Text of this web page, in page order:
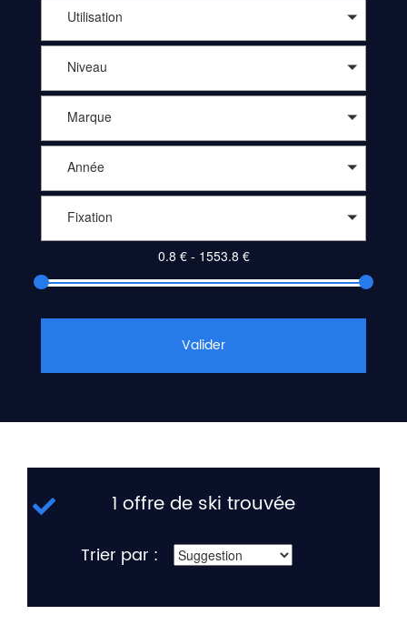
Utilisation
Niveau
Marque
Année
Fixation
Valider
1 offre de ski trouvée
Trier par :